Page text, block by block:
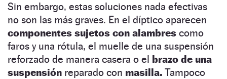
Sin embargo, estas soluciones nada efectivas
no son las más graves. En el díptico aparecen
componentes sujetos con alambres como
faros y una rótula, el muelle de una suspensión
reforzado de manera casera o el brazo de una
suspensión reparado con masilla. Tampoco